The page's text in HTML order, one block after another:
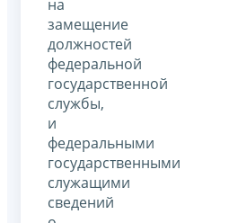
на
замещение
должностей
федеральной
государственной
службы,
и
федеральными
государственными
служащими
сведений